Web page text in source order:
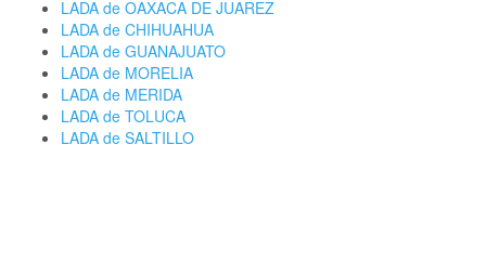
LADA de OAXACA DE JUAREZ
LADA de CHIHUAHUA
LADA de GUANAJUATO
LADA de MORELIA
LADA de MERIDA
LADA de TOLUCA
LADA de SALTILLO